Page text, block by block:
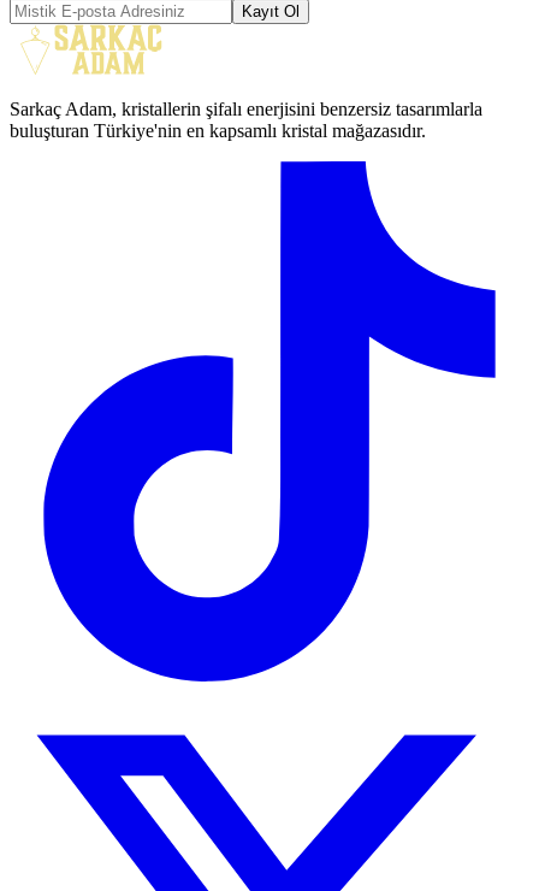
Kayıt Ol
Sarkaç Adam, kristallerin şifalı enerjisini benzersiz tasarımlarla
buluşturan Türkiye'nin en kapsamlı kristal mağazasıdır.